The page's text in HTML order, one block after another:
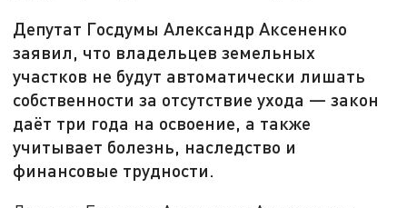
Депутат Госдумы Александр Аксененко
заявил, что владельцев земельных
участков не будут автоматически лишать
собственности за отсутствие ухода — закон
даёт три года на освоение, а также
учитывает болезнь, наследство и
финансовые трудности.